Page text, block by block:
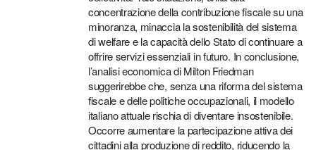
concentrazione della contribuzione fiscale su una
minoranza, minaccia la sostenibilità del sistema
di welfare e la capacità dello Stato di continuare a
offrire servizi essenziali in futuro. In conclusione,
l’analisi economica di Milton Friedman
suggerirebbe che, senza una riforma del sistema
fiscale e delle politiche occupazionali, il modello
italiano attuale rischia di diventare insostenibile.
Occorre aumentare la partecipazione attiva dei
cittadini alla produzione di reddito, riducendo la